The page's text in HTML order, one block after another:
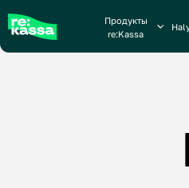
Продукты
re:Kassa
Halyk-